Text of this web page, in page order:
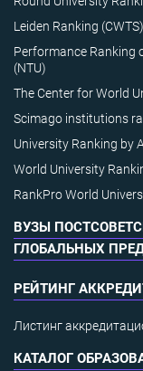
Leiden Ranking (CWTS)
Performance Ranking
(NTU)
The Center for World
Scimago institutions
University Ranking by
World University
RankPro World
ВУЗЫ
ГЛОБАЛЬНЫХ
РЕЙТИНГ
Листинг
КАТАЛОГ